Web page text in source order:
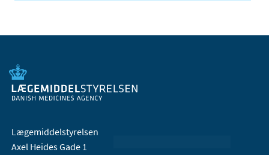
Lægemiddelstyrelsen
Axel Heides Gade 1